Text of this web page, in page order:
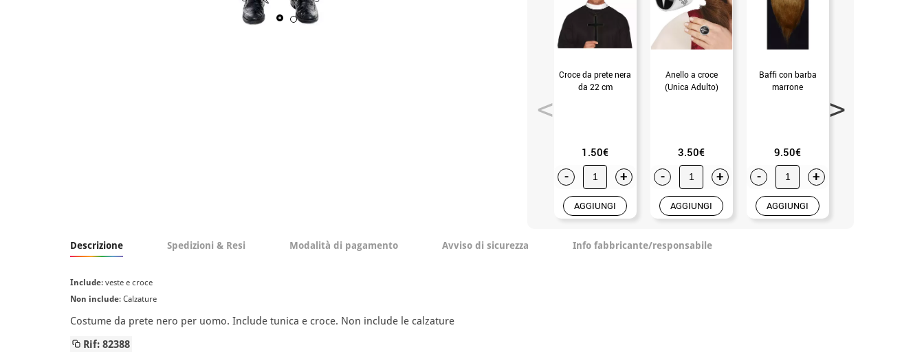
Croce da prete nera
da 22 cm
1.50€
- +
AGGIUNGI
Anello a croce
(Unica Adulto)
3.50€
- +
AGGIUNGI
Baffi con barba
marrone
9.50€
- +
AGGIUNGI
Descrizione Spedizioni & Resi Modalità di pagamento Avviso di sicurezza Info fabbricante/responsabile
Include: veste e croce
Non include: Calzature
Costume da prete nero per uomo. Include tunica e croce. Non include le calzature
Rif: 82388